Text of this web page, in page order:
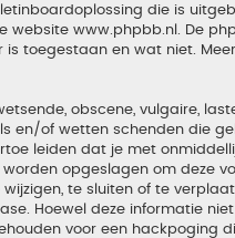
die is
website www.phpbb.nl . De
toegestaan en wat niet.
obscene, vulgaire,
en/of wetten schenden die
leiden dat je met
opgeslagen om deze
te sluiten of te
Hoewel deze informatie
voor een hackpoging